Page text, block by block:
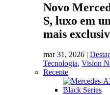
Novo
S, luxo em
mais
mar 31, 2026 |
Tecnologia, Vision
Recente